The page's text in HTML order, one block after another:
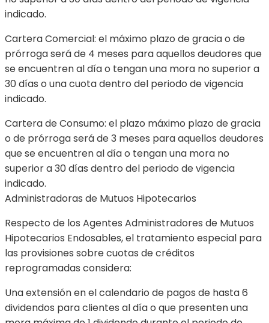
indicado.
Cartera Comercial: el máximo plazo de gracia o de
prórroga será de 4 meses para aquellos deudores que
se encuentren al día o tengan una mora no superior a
30 días o una cuota dentro del periodo de vigencia
indicado.
Cartera de Consumo: el plazo máximo plazo de gracia
o de prórroga será de 3 meses para aquellos deudores
que se encuentren al día o tengan una mora no
superior a 30 días dentro del periodo de vigencia
indicado.
Administradoras de Mutuos Hipotecarios
Respecto de los Agentes Administradores de Mutuos
Hipotecarios Endosables, el tratamiento especial para
las provisiones sobre cuotas de créditos
reprogramadas considera:
Una extensión en el calendario de pagos de hasta 6
dividendos para clientes al día o que presenten una